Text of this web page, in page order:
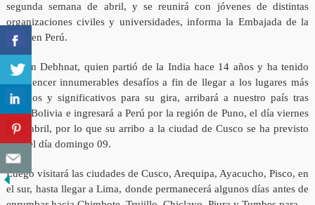
segunda semana de abril, y se reunirá con jóvenes de distintas
organizaciones civiles y universidades, informa la Embajada de la
India en Perú.
Somen Debhnat, quien partió de la India hace 14 años y ha tenido
que vencer innumerables desafíos a fin de llegar a los lugares más
alejados y significativos para su gira, arribará a nuestro país tras
dejar Bolivia e ingresará a Perú por la región de Puno, el día viernes
7 de abril, por lo que su arribo a la ciudad de Cusco se ha previsto
para el día domingo 09.
Luego visitará las ciudades de Cusco, Arequipa, Ayacucho, Pisco, en
el sur, hasta llegar a Lima, donde permanecerá algunos días antes de